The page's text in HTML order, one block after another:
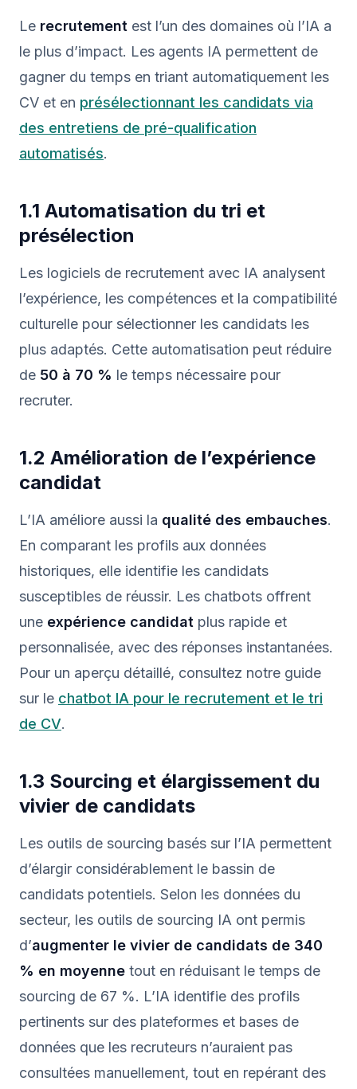
Le recrutement est l’un des domaines où l’IA a
le plus d’impact. Les agents IA permettent de
gagner du temps en triant automatiquement les
CV et en présélectionnant les candidats via
des entretiens de pré-qualification
automatisés.
1.1 Automatisation du tri et
présélection
Les logiciels de recrutement avec IA analysent
l’expérience, les compétences et la compatibilité
culturelle pour sélectionner les candidats les
plus adaptés. Cette automatisation peut réduire
de 50 à 70 % le temps nécessaire pour
recruter.
1.2 Amélioration de l’expérience
candidat
L’IA améliore aussi la qualité des embauches.
En comparant les profils aux données
historiques, elle identifie les candidats
susceptibles de réussir. Les chatbots offrent
une expérience candidat plus rapide et
personnalisée, avec des réponses instantanées.
Pour un aperçu détaillé, consultez notre guide
sur le chatbot IA pour le recrutement et le tri
de CV.
1.3 Sourcing et élargissement du
vivier de candidats
Les outils de sourcing basés sur l’IA permettent
d’élargir considérablement le bassin de
candidats potentiels. Selon les données du
secteur, les outils de sourcing IA ont permis
d’augmenter le vivier de candidats de 340
% en moyenne tout en réduisant le temps de
sourcing de 67 %. L’IA identifie des profils
pertinents sur des plateformes et bases de
données que les recruteurs n’auraient pas
consultées manuellement, tout en repérant des